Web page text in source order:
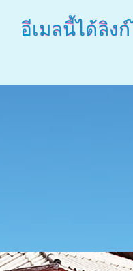
อีเมลนี้ได้ลิง